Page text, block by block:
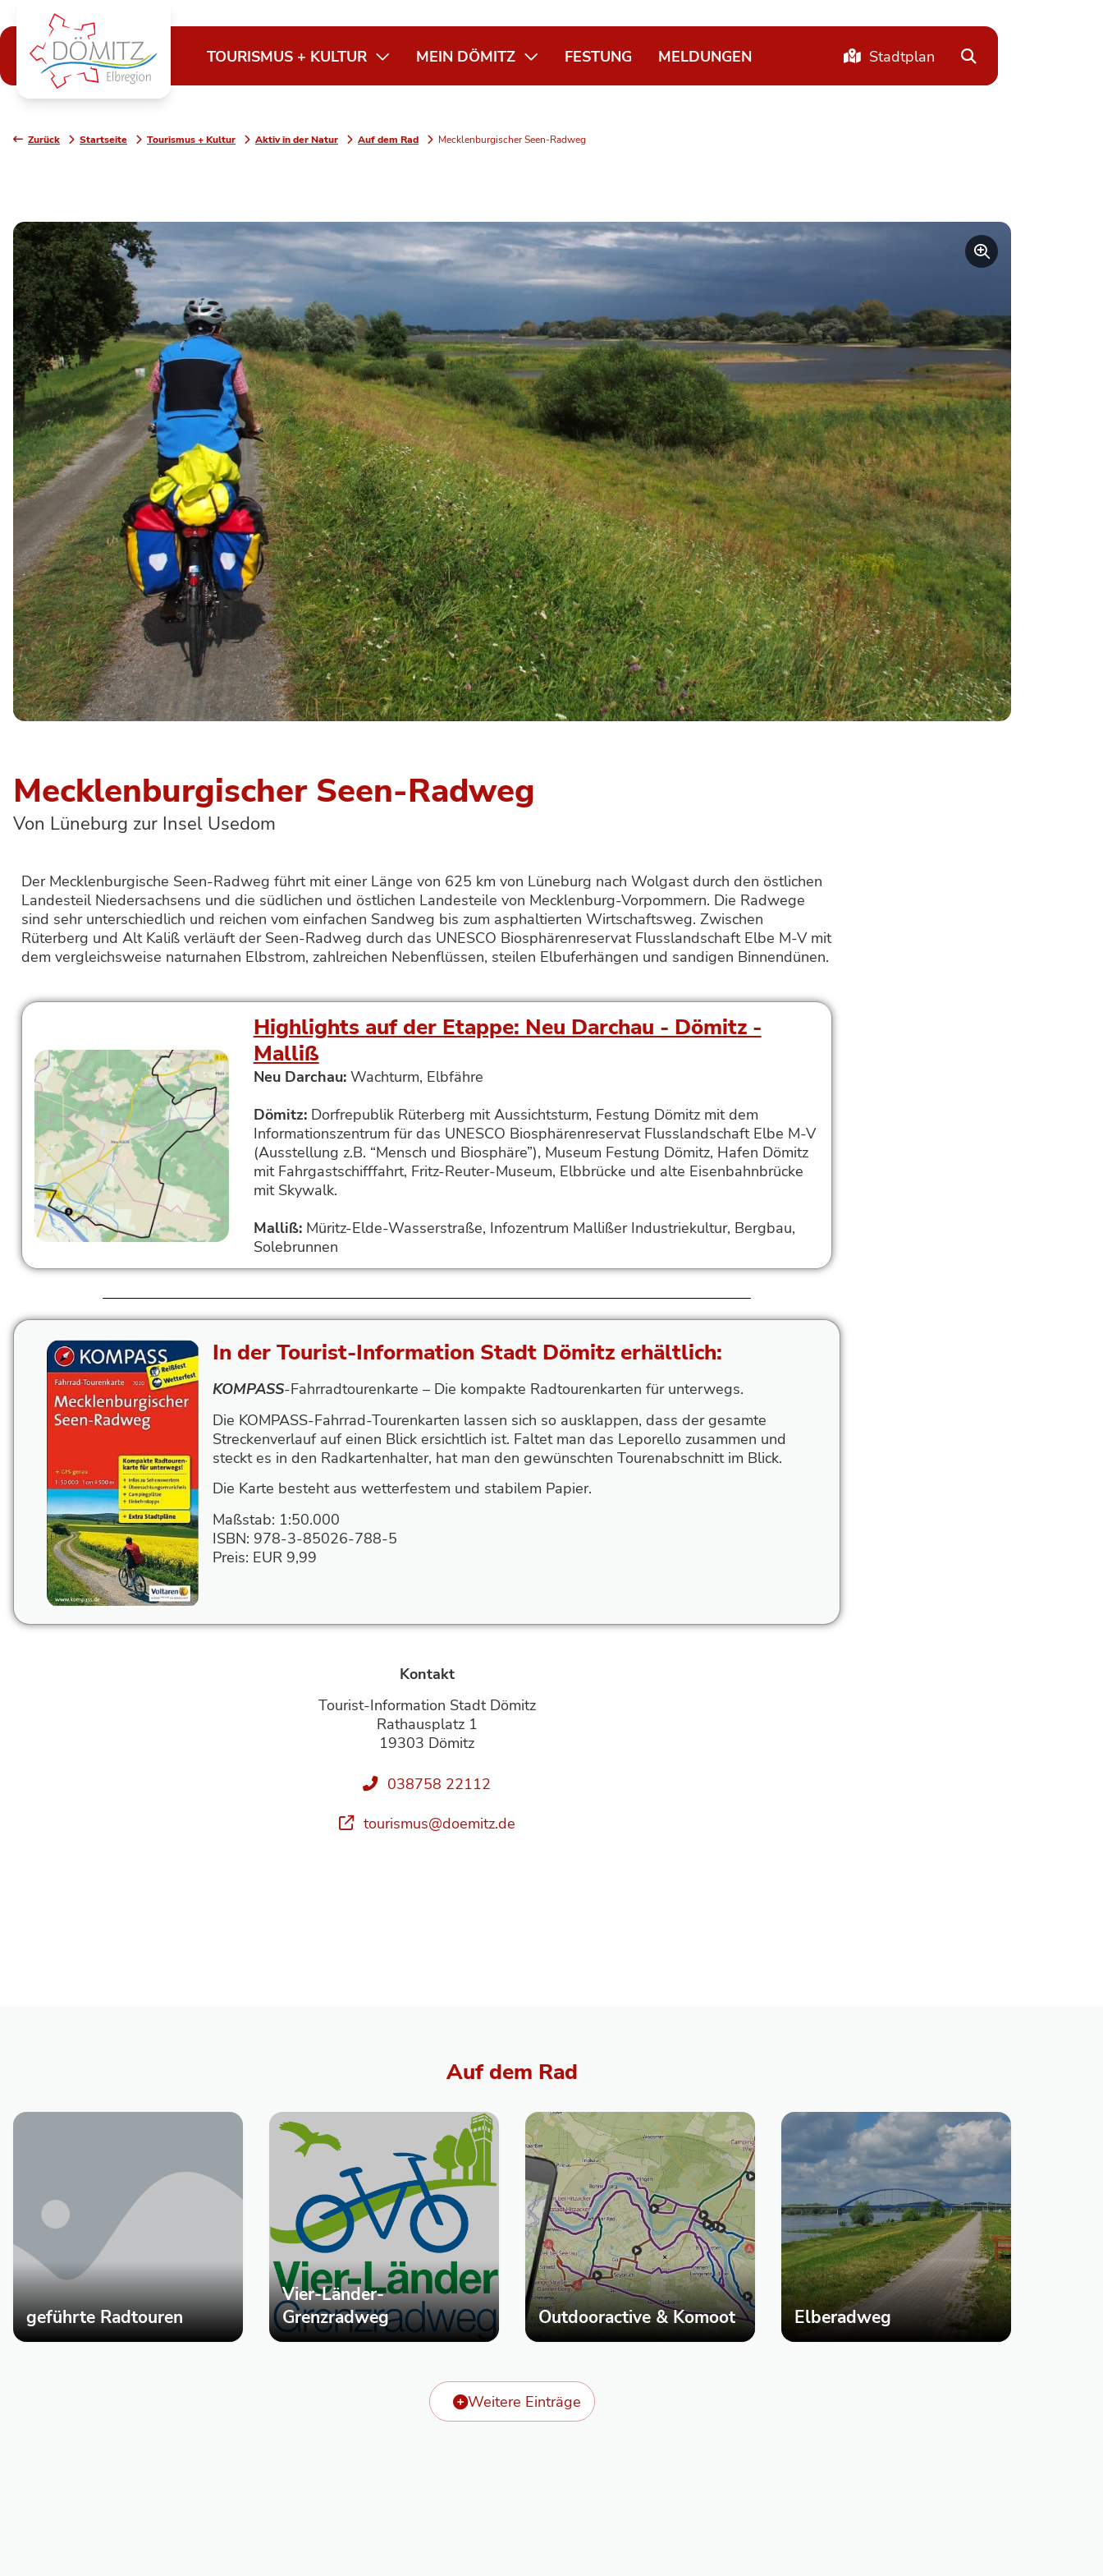
TOURISMUS + KULTUR MEIN DÖMITZ FESTUNG MELDUNGEN Stadtplan
Zurück Startseite Tourismus + Kultur Aktiv in der Natur Auf dem Rad Mecklenburgischer Seen-Radweg
Mecklenburgischer Seen-Radweg
Von Lüneburg zur Insel Usedom
Der Mecklenburgische Seen-Radweg führt mit einer Länge von 625 km von Lüneburg nach Wolgast durch den östlichen
Landesteil Niedersachsens und die südlichen und östlichen Landesteile von Mecklenburg-Vorpommern. Die Radwege
sind sehr unterschiedlich und reichen vom einfachen Sandweg bis zum asphaltierten Wirtschaftsweg. Zwischen
Rüterberg und Alt Kaliß verläuft der Seen-Radweg durch das UNESCO Biosphärenreservat Flusslandschaft Elbe M-V mit
dem vergleichsweise naturnahen Elbstrom, zahlreichen Nebenflüssen, steilen Elbuferhängen und sandigen Binnendünen.
Highlights auf der Etappe: Neu Darchau - Dömitz -
Malliß
Neu Darchau:Wachturm, Elbfähre
Dömitz:Dorfrepublik Rüterberg mit Aussichtsturm, Festung Dömitz mit dem
Informationszentrum für das UNESCO Biosphärenreservat Flusslandschaft Elbe M-V
(Ausstellung z.B. “Mensch und Biosphäre”), Museum Festung Dömitz, Hafen Dömitz
mit Fahrgastschifffahrt, Fritz-Reuter-Museum, Elbbrücke und alte Eisenbahnbrücke
mit Skywalk.
Malliß:Müritz-Elde-Wasserstraße, Infozentrum Mallißer Industriekultur, Bergbau,
Solebrunnen
In der Tourist-Information Stadt Dömitz erhältlich:
KOMPASS-Fahrradtourenkarte – Die kompakte Radtourenkarten für unterwegs.
Die KOMPASS-Fahrrad-Tourenkarten lassen sich so ausklappen, dass der gesamte
Streckenverlauf auf einen Blick ersichtlich ist. Faltet man das Leporello zusammen und
steckt es in den Radkartenhalter, hat man den gewünschten Tourenabschnitt im Blick.
Die Karte besteht aus wetterfestem und stabilem Papier.
Maßstab: 1:50.000
ISBN: 978-3-85026-788-5
Preis: EUR 9,99
Kontakt
Tourist-Information Stadt Dömitz
Rathausplatz 1
19303 Dömitz
038758 22112
tourismus@doemitz.de
Auf dem Rad
geführte Radtouren
Vier-Länder-
Grenzradweg
Outdooractive & Komoot Elberadweg
Weitere Einträge